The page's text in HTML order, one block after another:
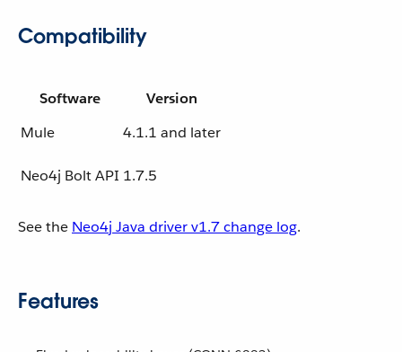
Compatibility
Software
Version
Mule
4.1.1 and later
Neo4j Bolt API 1.7.5
See the Neo4j Java driver v1.7 change log.
Features